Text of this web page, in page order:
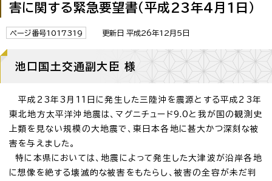
害に関する緊急要望書（平成23年4月1日）
ページ番号1017319 更新日 平成26年12月5日
池口国土交通副大臣 様
平成23年3月11日に発生した三陸沖を震源とする平成23年
東北地方太平洋沖地震は、マグニチュード9.0と我が国の観測史
上類を見ない規模の大地震で、東日本各地に甚大かつ深刻な被
害を与えました。
特に本県においては、地震によって発生した大津波が沿岸各地
に想像を絶する壊滅的な被害をもたらし、被害の全容が未だ判